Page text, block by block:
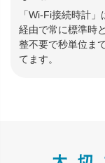
「Wi-Fi接続時計
経由で常に標準時
整不要で秒単位ま
てます。